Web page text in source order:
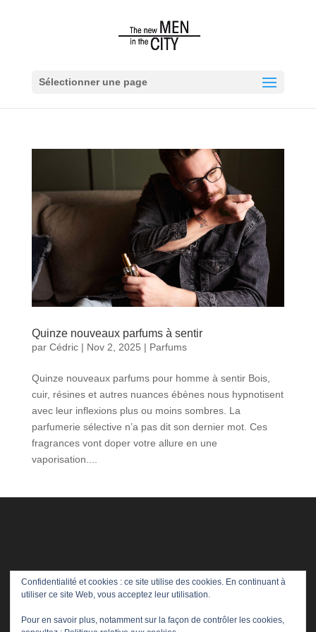
Sélectionner une page
Quinze nouveaux parfums à sentir
par Cédric| Nov 2, 2025 | Parfums
Quinze nouveaux parfums pour homme à sentir Bois,
cuir, résines et autres nuances ébènes nous hypnotisent
avec leur inflexions plus ou moins sombres. La
parfumerie sélective n’a pas dit son dernier mot. Ces
fragrances vont doper votre allure en une
vaporisation....
Confidentialité et cookies : ce site utilise des cookies. En continuant à
utiliser ce site Web, vous acceptez leur utilisation.
Pour en savoir plus, notamment sur la façon de contrôler les cookies,